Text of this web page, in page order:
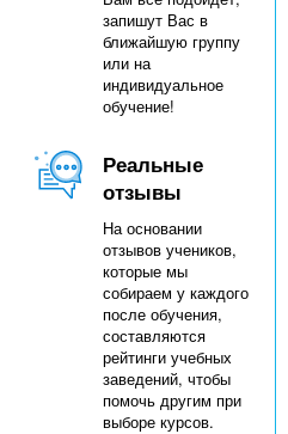
запишут Вас в
ближайшую группу
или на
индивидуальное
обучение!
Реальные
отзывы
На основании
отзывов учеников,
которые мы
собираем у каждого
после обучения,
составляются
рейтинги учебных
заведений, чтобы
помочь другим при
выборе курсов.